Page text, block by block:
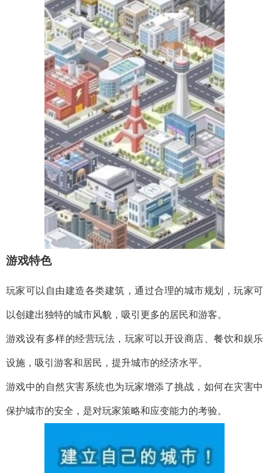
游戏特色
玩家可以自由建造各类建筑，通过合理的城市规划，玩家可
以创建出独特的城市风貌，吸引更多的居民和游客。
游戏设有多样的经营玩法，玩家可以开设商店、餐饮和娱乐
设施，吸引游客和居民，提升城市的经济水平。
游戏中的自然灾害系统也为玩家增添了挑战，如何在灾害中
保护城市的安全，是对玩家策略和应变能力的考验。